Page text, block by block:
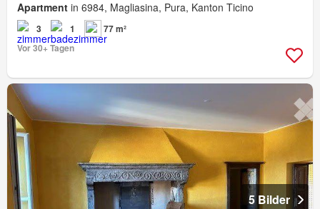
Apartment in 6984, Magliasina, Pura, Kanton Ticino
3 1
77 m²
Vor 30+ Tagen
5 Bilder